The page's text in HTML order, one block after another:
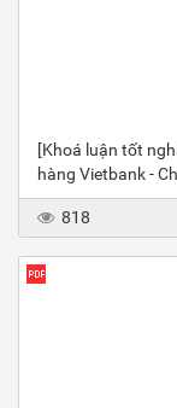
[Khoá luận tốt
hàng Vietbank -
818